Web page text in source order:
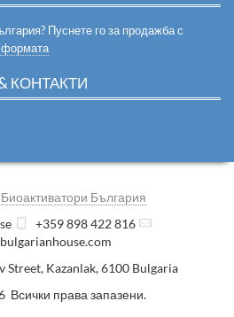
Пуснете го за продажба с
КОНТАКТИ
Биоактиватори България
+359 898 422 816
Street, Kazanlak,6100 Bulgaria
Всички права запазени.